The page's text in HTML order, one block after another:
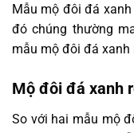
Mẫu mộ đôi đá
đó chúng thường
mẫu mộ đôi đá xanh
Mộ đôi đá xanh
So với hai mẫu mộ